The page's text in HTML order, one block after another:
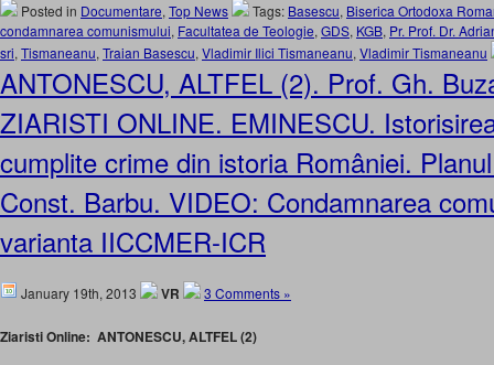
Posted in Documentare, Top News Tags: Basescu, Biserica Ortodoxa
condamnarea comunismului, Facultatea de Teologie, GDS, KGB, Pr. Prof. Dr.
sri, Tismaneanu, Traian Basescu, Vladimir Ilici Tismaneanu, Vladimir Tismaneanu
ANTONESCU, ALTFEL (2). Prof. Gh.
ZIARISTI ONLINE. EMINESCU.
cumplite crime din istoria României.
Const. Barbu. VIDEO: Condamnarea
varianta IICCMER-ICR
January 19th, 2013 VR 3 Comments »
Ziaristi Online: ANTONESCU, ALTFEL (2)